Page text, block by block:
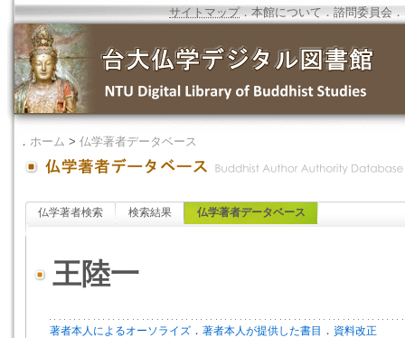
サイトマップ．本館について ．諮問委員会 ．
． ホーム > 仏学著者データベース
仏学著者検索 検索結果 仏学著者データベース
王陸一
著者本人によるオーソライズ ． 著者本人が提供した書目 ． 資料改正